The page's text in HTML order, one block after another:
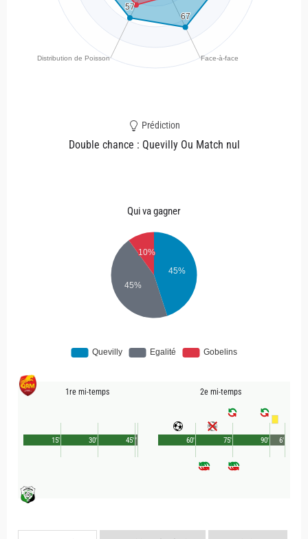
Prédiction
Double chance : Quevilly Ou Match nul
Qui va gagner
1re mi-temps
45'
15' 30' 1'
2e mi-temps
90'
60' 75' 6'